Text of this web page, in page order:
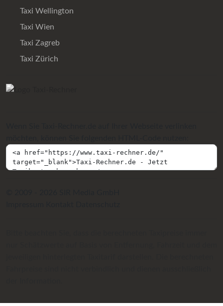
Taxi Wellington
Taxi Wien
Taxi Zagreb
Taxi Zürich